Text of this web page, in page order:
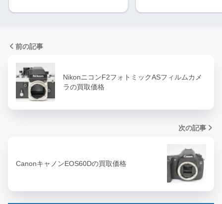
前の記事
NikonニコンF2フォトミックASフィルムカメ
ラの買取価格
次の記事
CanonキャノンEOS60Dの買取価格